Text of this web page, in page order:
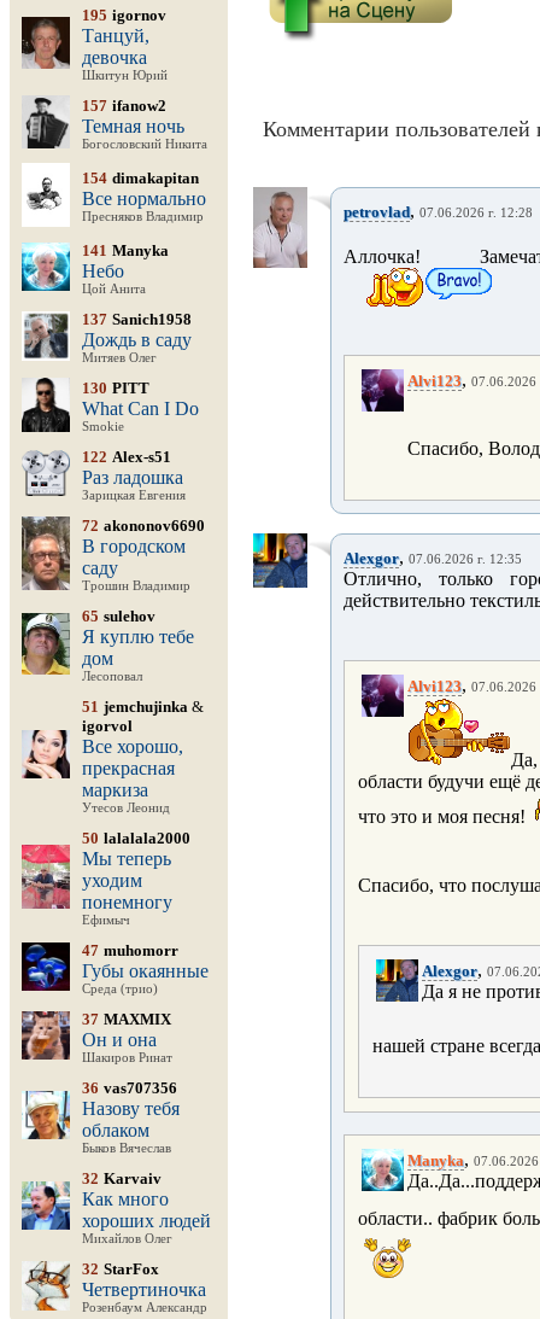
195 igornov
Танцуй,
девочка
Шкитун Юрий
157 ifanow2
Темная ночь
Богословский Никита
154 dimakapitan
Все нормально
Пресняков Владимир
141 Manyka
Небо
Цой Анита
137 Sanich1958
Дождь в саду
Митяев Олег
130 PITT
What Can I Do
Smokie
122 Alex-s51
Раз ладошка
Зарицкая Евгения
72 akononov6690
В городском
саду
Трошин Владимир
65 sulehov
Я куплю тебе
дом
Лесоповал
51 jemchujinka &
igorvol
Все хорошо,
прекрасная
маркиза
Утесов Леонид
50 lalalala2000
Мы теперь
уходим
понемногу
Ефимыч
47 muhomorr
Губы окаянные
Среда (трио)
37 MAXMIX
Он и она
Шакиров Ринат
36 vas707356
Назову тебя
облаком
Быков Вячеслав
32 Karvaiv
Как много
хороших людей
Михайлов Олег
32 StarFox
Четвертиночка
Розенбаум Александр
Комментарии пользователей
petrovlad, 07.06.2026 г. 12:28
Аллочка!
Alvi123, 07.06.2026
Спасибо,
Alexgor, 07.06.2026 г. 12:35
Отлично, только
действительно
Alvi123, 07.06.2026
области будучи ещё
что это и моя песня!
Спасибо, что
Alexgor,
Да я не
нашей стране
Manyka,
области.. фабрик